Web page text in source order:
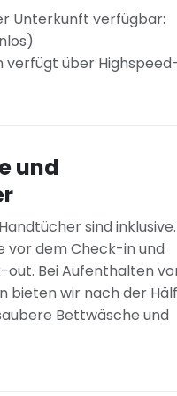
Unterkunft verfügbar:
verfügt über Highspeed-
und
sind inklusive.
vor dem Check-in und
out. Bei Aufenthalten
bieten wir nach der
Bettwäsche und